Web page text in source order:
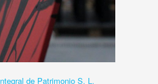
de Patrimonio S. L.